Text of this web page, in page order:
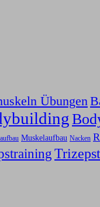
Übungen
Muskelaufbau Nacken